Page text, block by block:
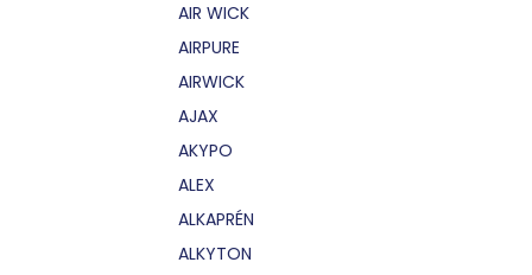
AIR WICK
AIRPURE
AIRWICK
AJAX
AKYPO
ALEX
ALKAPRÉN
ALKYTON